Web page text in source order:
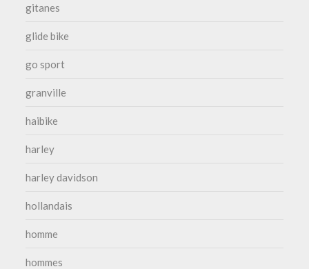
gitanes
glide bike
go sport
granville
haibike
harley
harley davidson
hollandais
homme
hommes